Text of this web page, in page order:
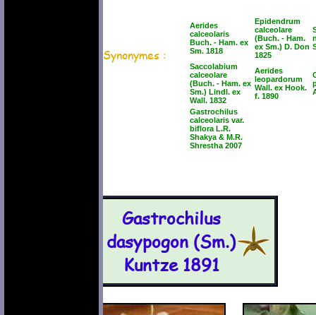
Synonymes :
Aerides
calceolaris
Buch. - Ham. ex
Sm. 1818
Epidendrum
calceolare
(Buch. - Ham.
ex Sm.) D. Don
1825
Saccolabium
calceolare
(Buch. - Ham. ex
Sm.) Lindl. ex
Wall. 1832
Aerides
leopardorum
Wall. ex Hook.
f. 1890
Gastrochilus
calceolaris var.
biflora L.R.
Shakya & M.R.
Shrestha 2007
Gastrochilus
dasypogon (Sm.)
Kuntze 1891